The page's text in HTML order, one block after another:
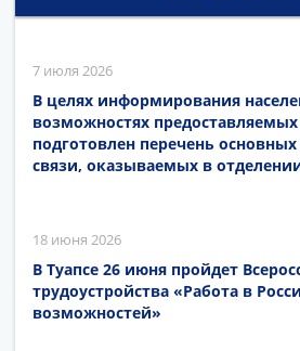
7 июля 2026
В целях информирования
возможностях
подготовлен перечень
связи, оказываемых в
18 июня 2026
В Туапсе 26 июня пройдет
трудоустройства «Работа в
возможностей»